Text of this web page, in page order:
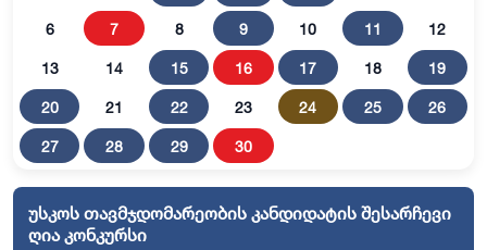
6 7 8 9 10 11 12
13 14 15 16 17 18 19
20 21 22 23 24 25 26
27 28 29 30
უსკოს თავმჯდომარეობის კანდიდატის შესარჩევი
ღია კონკურსი